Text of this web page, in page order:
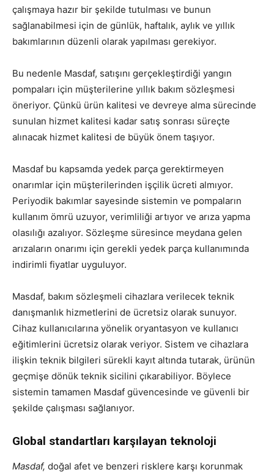
çalışmaya hazır bir şekilde tutulması ve bunun
sağlanabilmesi için de günlük, haftalık, aylık ve yıllık
bakımlarının düzenli olarak yapılması gerekiyor.
Bu nedenle Masdaf, satışını gerçekleştirdiği yangın
pompaları için müşterilerine yıllık bakım sözleşmesi
öneriyor. Çünkü ürün kalitesi ve devreye alma sürecinde
sunulan hizmet kalitesi kadar satış sonrası süreçte
alınacak hizmet kalitesi de büyük önem taşıyor.
Masdaf bu kapsamda yedek parça gerektirmeyen
onarımlar için müşterilerinden işçilik ücreti almıyor.
Periyodik bakımlar sayesinde sistemin ve pompaların
kullanım ömrü uzuyor, verimliliği artıyor ve arıza yapma
olasılığı azalıyor. Sözleşme süresince meydana gelen
arızaların onarımı için gerekli yedek parça kullanımında
indirimli fiyatlar uyguluyor.
Masdaf, bakım sözleşmeli cihazlara verilecek teknik
danışmanlık hizmetlerini de ücretsiz olarak sunuyor.
Cihaz kullanıcılarına yönelik oryantasyon ve kullanıcı
eğitimlerini ücretsiz olarak veriyor. Sistem ve cihazlara
ilişkin teknik bilgileri sürekli kayıt altında tutarak, ürünün
geçmişe dönük teknik sicilini çıkarabiliyor. Böylece
sistemin tamamen Masdaf güvencesinde ve güvenli bir
şekilde çalışması sağlanıyor.
Global standartları karşılayan teknoloji
Masdaf, doğal afet ve benzeri risklere karşı korunmak